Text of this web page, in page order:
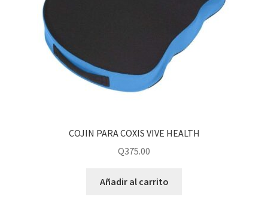
COJIN PARA COXIS VIVE HEALTH
Q375.00
Añadir al carrito